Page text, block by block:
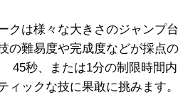
クは様々な大きさのジャンプ台
の難易度や完成度などが採点の
秒、または1分の制限時間内
ィックな技に果敢に挑みます。